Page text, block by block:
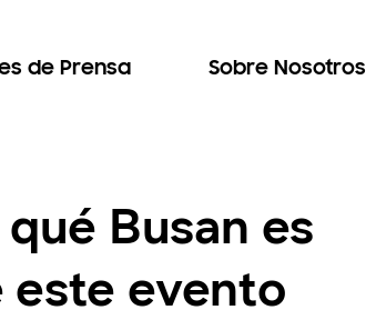
de Prensa Sobre Nosotros
Busan es
este evento